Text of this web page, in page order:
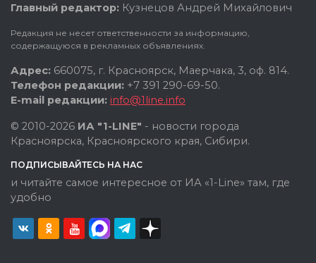
Главный редактор: Кузнецов Андрей Михайлович
Редакция не несет ответственности за информацию,
содержащуюся в рекламных объявлениях.
Адрес: 660075, г. Красноярск, Маерчака, 3, оф. 814.
Телефон редакции: +7 391 290-69-50.
E-mail редакции: info@1line.info
© 2010-2026 ИА "1-LINE" - новости города
Красноярска, Красноярского края, Сибири.
ПОДПИСЫВАЙТЕСЬ НА НАС
и читайте самое интересное от ИА «1-Line» там, где
удобно